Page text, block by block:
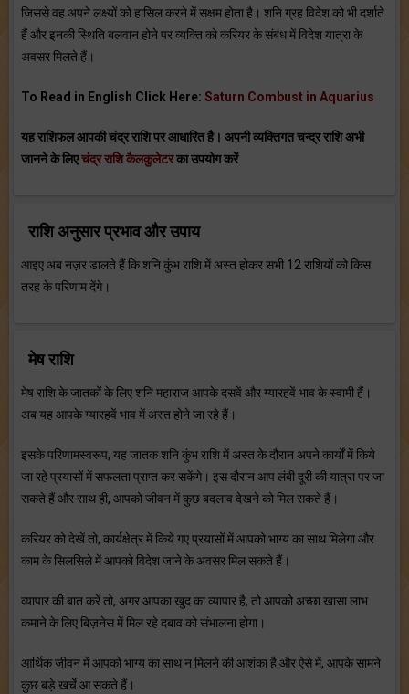
जिससे वह अपने लक्ष्यों को हासिल करने में सक्षम होता है। शनि ग्रह विदेश को भी दर्शाते
हैं और इनकी स्थिति बलवान होने पर व्यक्ति को करियर के संबंध में विदेश यात्रा के
अवसर मिलते हैं।
To Read in English Click Here: Saturn Combust in Aquarius
यह राशिफल आपकी चंद्र राशि पर आधारित है। अपनी व्यक्तिगत चन्द्र राशि अभी
जानने के लिएचंद्र राशि कैलकुलेटरका उपयोग करें
राशि अनुसार प्रभाव और उपाय
आइए अब नज़र डालते हैं कि शनि कुंभ राशि में अस्त होकर सभी 12 राशियों को किस
तरह के परिणाम देंगे।
मेष राशि
मेष राशि के जातकों के लिए शनि महाराज आपके दसवें और ग्यारहवें भाव के स्वामी हैं।
अब यह आपके ग्यारहवें भाव में अस्त होने जा रहे हैं।
इसके परिणामस्वरूप, यह जातक शनि कुंभ राशि में अस्त के दौरान अपने कार्यों में किये
जा रहे प्रयासों में सफलता प्राप्त कर सकेंगे। इस दौरान आप लंबी दूरी की यात्रा पर जा
सकते हैं और साथ ही, आपको जीवन में कुछ बदलाव देखने को मिल सकते हैं।
करियर को देखें तो, कार्यक्षेत्र में किये गए प्रयासों में आपको भाग्य का साथ मिलेगा और
काम के सिलसिले में आपको विदेश जाने के अवसर मिल सकते हैं।
व्यापार की बात करें तो, अगर आपका खुद का व्यापार है, तो आपको अच्छा खासा लाभ
कमाने के लिए बिज़नेस में मिल रहे दबाव को संभालना होगा।
आर्थिक जीवन में आपको भाग्य का साथ न मिलने की आशंका है और ऐसे में, आपके सामने
कुछ बड़े खर्चे आ सकते हैं।